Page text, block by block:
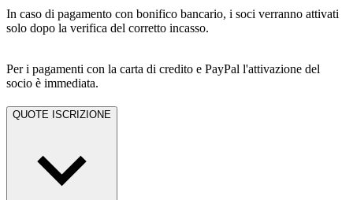
In caso di pagamento con bonifico bancario, i soci verranno attivati
solo dopo la verifica del corretto incasso.
Per i pagamenti con la carta di credito e PayPal l'attivazione del
socio è immediata.
QUOTE ISCRIZIONE